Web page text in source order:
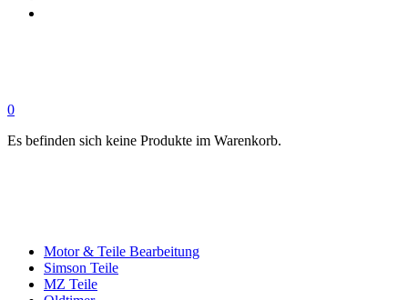
0
Es befinden sich keine Produkte im Warenkorb.
Motor & Teile Bearbeitung
Simson Teile
MZ Teile